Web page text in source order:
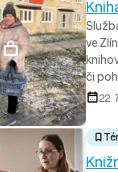
ve
či
22.